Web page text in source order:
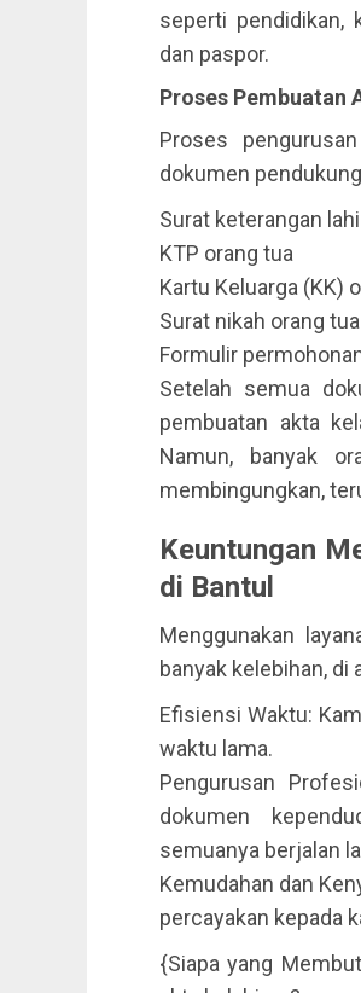
seperti pendidikan,
dan paspor.
Proses Pembuatan
Proses
dokumen
Surat keterangan
KTP orang tua
Kartu Keluarga (KK)
Surat nikah orang
Formulir
Setelah semua
pembuatan akta
Namun, banyak
membingungkan,
Keuntungan
di Bantul
Menggunakan
banyak kelebihan, di
Efisiensi Waktu:
waktu lama.
Pengurusan
dokumen
semuanya berjalan
Kemudahan dan
percayakan kepada
{Siapa yang